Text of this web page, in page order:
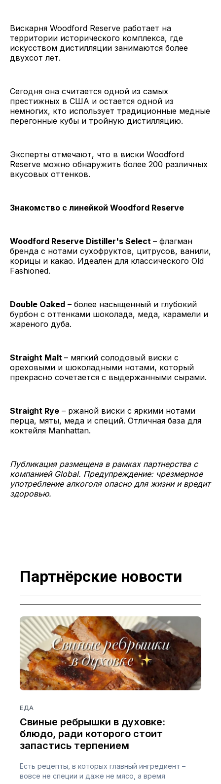
Вискарня Woodford Reserve работает на
территории исторического комплекса, где
искусством дистилляции занимаются более
двухсот лет.
Сегодня она считается одной из самых
престижных в США и остается одной из
немногих, кто использует традиционные медные
перегонные кубы и тройную дистилляцию.
Эксперты отмечают, что в виски Woodford
Reserve можно обнаружить более 200 различных
вкусовых оттенков.
Знакомство с линейкой Woodford Reserve
Woodford Reserve Distiller's Select – флагман
бренда с нотами сухофруктов, цитрусов, ванили,
корицы и какао. Идеален для классического Old
Fashioned.
Double Oaked – более насыщенный и глубокий
бурбон с оттенками шоколада, меда, карамели и
жареного дуба.
Straight Malt – мягкий солодовый виски с
ореховыми и шоколадными нотами, который
прекрасно сочетается с выдержанными сырами.
Straight Rye – ржаной виски с яркими нотами
перца, мяты, меда и специй. Отличная база для
коктейля Manhattan.
Публикация размещена в рамках партнерства с
компанией Global. Предупреждение: чрезмерное
употребление алкоголя опасно для жизни и вредит
здоровью.
Партнёрские новости
ЕДА
Свиные ребрышки в духовке:
блюдо, ради которого стоит
запастись терпением
Есть рецепты, в которых главный ингредиент –
вовсе не специи и даже не мясо, а время